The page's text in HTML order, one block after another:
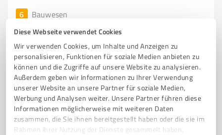
Diese Webseite verwendet Cookies
Wir verwenden Cookies, um Inhalte und Anzeigen zu
personalisieren, Funktionen für soziale Medien anbieten zu
können und die Zugriffe auf unsere Website zu analysieren.
Außerdem geben wir Informationen zu Ihrer Verwendung
unserer Website an unsere Partner für soziale Medien,
Werbung und Analysen weiter. Unsere Partner führen diese
Informationen möglicherweise mit weiteren Daten
zusammen, die Sie ihnen bereitgestellt haben oder die sie im
Rahmen Ihrer Nutzung der Dienste gesammelt haben.
6 Bauwesen
Ars Rohrvortrieb GmbH & Co. KG
Ars Rohrvortrieb GmbH & Co. KG – Spezialist für
Rohrvortrieb im Bauwesen
ROHRVORTRIEB MIKROTUNNELBAU HAUSANSCHLUSSVORTRIEB
PIPE-EATING STAHLSCHUTZROHRPRESSUNG
Köhlers Drift 7, 34431 Marsberg
info@ars-rohrvortrieb.de ars-rohrvortrieb.de/